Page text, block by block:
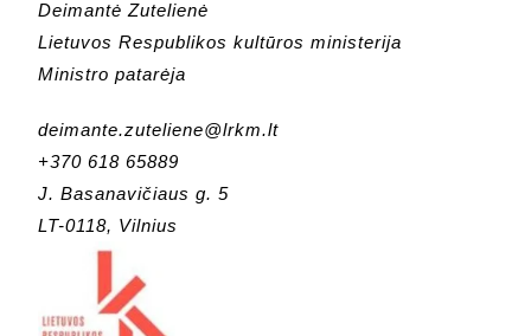
Deimantė Zutelienė
Lietuvos Respublikos kultūros ministerija
Ministro patarėja
deimante.zuteliene@lrkm.lt
+370 618 65889
J. Basanavičiaus g. 5
LT-0118, Vilnius